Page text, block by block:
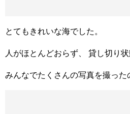
とてもきれいな海でした。
人がほとんどおらず、 貸し切り状
みんなでたくさんの写真を撮った